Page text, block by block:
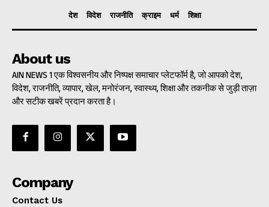
देश विदेश राजनीति क्राइम धर्म शिक्षा
About us
AIN NEWS 1 एक विश्वसनीय और निष्पक्ष समाचार प्लेटफॉर्म है, जो आपको देश,
विदेश, राजनीति, व्यापार, खेल, मनोरंजन, स्वास्थ्य, शिक्षा और तकनीक से जुड़ी ताज़ा
और सटीक खबरें प्रदान करता है।
Company
Contact Us